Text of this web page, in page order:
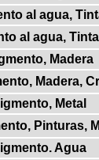
al agua,
al agua,
Madera
Madera,
Metal
Pinturas,
Agua